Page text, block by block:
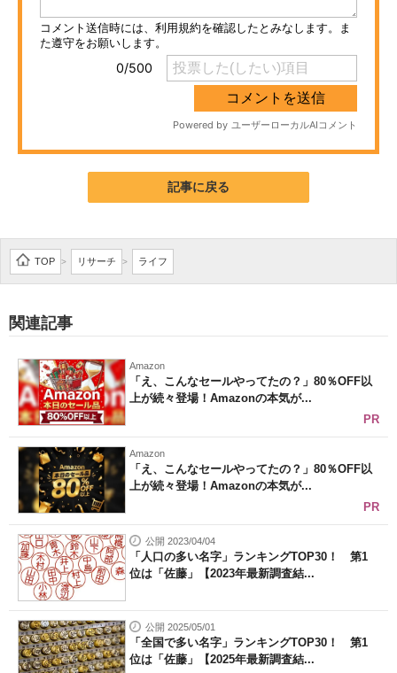
スマホと通信の最新トレンド
進化するPCとデバイスの未来
AI活用のいまが分かる
経営リーダーのコミュニティ
マーケ×ITの今がよく分かる
ITエンジニア向け専門サイト
企業向けIT製品の総合サイト
IT製品の技術・比較・事例
製造業のIT導入・活用を支援
モノづくり技術者専門サイト
エレクトロニクス専門サイト
電子設計の基本と応用
エネルギーの専門メディア
建設×テクノロジーの最前線
ちょっと気になるネットの話題
記事に戻る
TOP > リサーチ > ライフ
関連記事
Amazon
「え、こんなセールやってたの？」80％OFF以
上が続々登場！Amazonの本気が...
PR
Amazon
「え、こんなセールやってたの？」80％OFF以
上が続々登場！Amazonの本気が...
PR
公開 2023/04/04
「人口の多い名字」ランキングTOP30！ 第1
位は「佐藤」【2023年最新調査結...
公開 2025/05/01
「全国で多い名字」ランキングTOP30！ 第1
位は「佐藤」【2025年最新調査結...